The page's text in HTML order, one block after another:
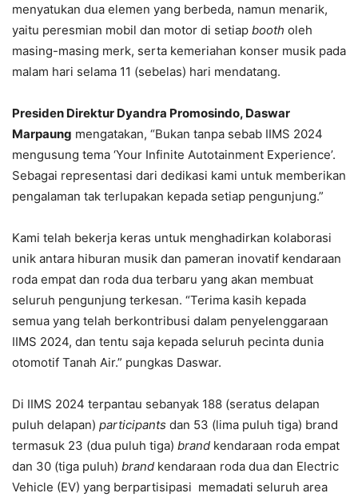
menyatukan dua elemen yang berbeda, namun menarik,
yaitu peresmian mobil dan motor di setiap booth oleh
masing-masing merk, serta kemeriahan konser musik pada
malam hari selama 11 (sebelas) hari mendatang.
Presiden Direktur Dyandra Promosindo, Daswar
Marpaung mengatakan, “Bukan tanpa sebab IIMS 2024
mengusung tema ‘Your Infinite Autotainment Experience’.
Sebagai representasi dari dedikasi kami untuk memberikan
pengalaman tak terlupakan kepada setiap pengunjung.”
Kami telah bekerja keras untuk menghadirkan kolaborasi
unik antara hiburan musik dan pameran inovatif kendaraan
roda empat dan roda dua terbaru yang akan membuat
seluruh pengunjung terkesan. “Terima kasih kepada
semua yang telah berkontribusi dalam penyelenggaraan
IIMS 2024, dan tentu saja kepada seluruh pecinta dunia
otomotif Tanah Air.” pungkas Daswar.
Di IIMS 2024 terpantau sebanyak 188 (seratus delapan
puluh delapan) participants dan 53 (lima puluh tiga) brand
termasuk 23 (dua puluh tiga) brand kendaraan roda empat
dan 30 (tiga puluh) brand kendaraan roda dua dan Electric
Vehicle (EV) yang berpartisipasi memadati seluruh area